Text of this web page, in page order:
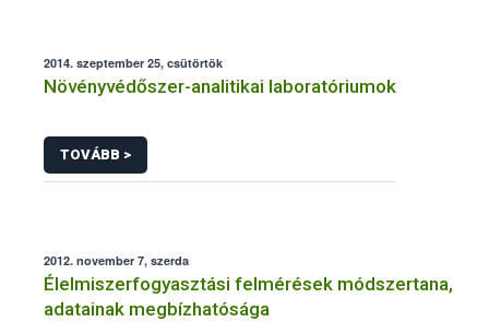
2014. szeptember 25, csütörtök
Növényvédőszer-analitikai laboratóriumok
TOVÁBB >
2012. november 7, szerda
Élelmiszerfogyasztási felmérések módszertana,
adatainak megbízhatósága